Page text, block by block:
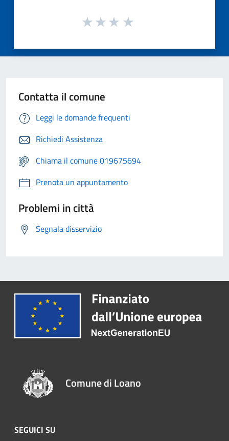
Contatta il comune
Leggi le domande frequenti
Richiedi Assistenza
Chiama il comune 019675694
Prenota un appuntamento
Problemi in città
Segnala disservizio
Comune di Loano
SEGUICI SU